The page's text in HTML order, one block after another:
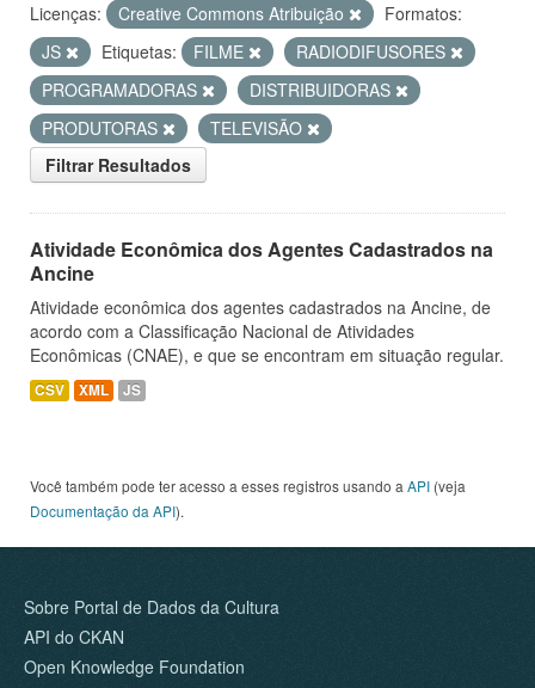
Licenças: Creative Commons Atribuição
Formatos:
JS
Etiquetas: FILME
RADIODIFUSORES
PROGRAMADORAS
DISTRIBUIDORAS
PRODUTORAS
TELEVISÃO
Filtrar Resultados
Atividade Econômica dos Agentes Cadastrados na
Ancine
Atividade econômica dos agentes cadastrados na Ancine, de
acordo com a Classificação Nacional de Atividades
Econômicas (CNAE), e que se encontram em situação regular.
CSV XML JS
Você também pode ter acesso a esses registros usando a API (veja
Documentação da API).
Sobre Portal de Dados da Cultura
API do CKAN
Open Knowledge Foundation